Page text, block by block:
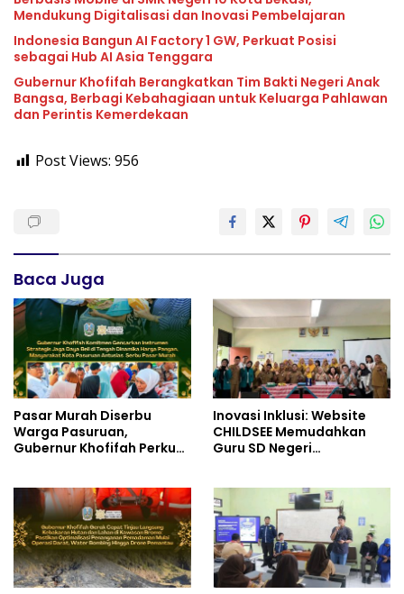
Mendukung Digitalisasi dan Inovasi Pembelajaran
Indonesia Bangun AI Factory 1 GW, Perkuat Posisi
sebagai Hub AI Asia Tenggara
Gubernur Khofifah Berangkatkan Tim Bakti Negeri Anak
Bangsa, Berbagi Kebahagiaan untuk Keluarga Pahlawan
dan Perintis Kemerdekaan
Post Views: 956
Baca Juga
Pasar Murah Diserbu
Warga Pasuruan,
Gubernur Khofifah Perkuat
Inovasi Inklusi: Website
CHILDSEE Memudahkan
Guru SD Negeri
Berkebutuhan Khusus